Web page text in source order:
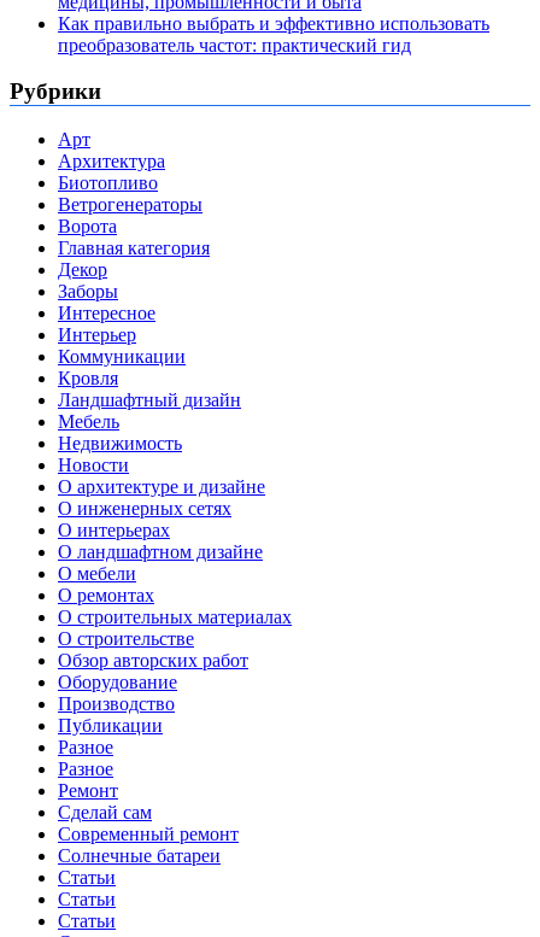
Как правильно выбрать и эффективно использовать
преобразователь частот: практический гид
Рубрики
Арт
Архитектура
Биотопливо
Ветрогенераторы
Ворота
Главная категория
Декор
Заборы
Интересное
Интерьер
Коммуникации
Кровля
Ландшафтный дизайн
Мебель
Недвижимость
Новости
О архитектуре и дизайне
О инженерных сетях
О интерьерах
О ландшафтном дизайне
О мебели
О ремонтах
О строительных материалах
О строительстве
Обзор авторских работ
Оборудование
Производство
Публикации
Разное
Разное
Ремонт
Сделай сам
Современный ремонт
Солнечные батареи
Статьи
Статьи
Статьи